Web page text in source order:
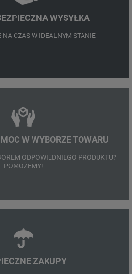
WYSYŁKA
NA CZAS W IDEALNYM STANIE
W WYBORZE TOWARU
ODPOWIEDNIEGO PRODUKTU?
POMOŻEMY!
ZAKUPY